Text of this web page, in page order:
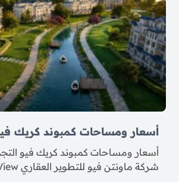
أسعار ومساحات كمبوند كريك
أسعار ومساحات كمبوند كريك فيو
شركة ماونتن فيو للتطوير العقاري Mountain View